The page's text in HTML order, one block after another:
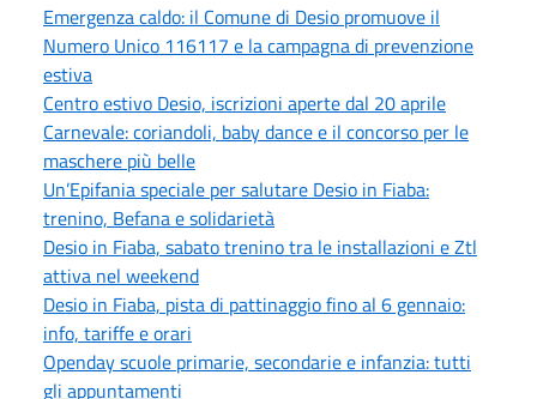
Emergenza caldo: il Comune di Desio promuove il
Numero Unico 116117 e la campagna di prevenzione
estiva
Centro estivo Desio, iscrizioni aperte dal 20 aprile
Carnevale: coriandoli, baby dance e il concorso per le
maschere più belle
Un’Epifania speciale per salutare Desio in Fiaba:
trenino, Befana e solidarietà
Desio in Fiaba, sabato trenino tra le installazioni e Ztl
attiva nel weekend
Desio in Fiaba, pista di pattinaggio fino al 6 gennaio:
info, tariffe e orari
Openday scuole primarie, secondarie e infanzia: tutti
gli appuntamenti